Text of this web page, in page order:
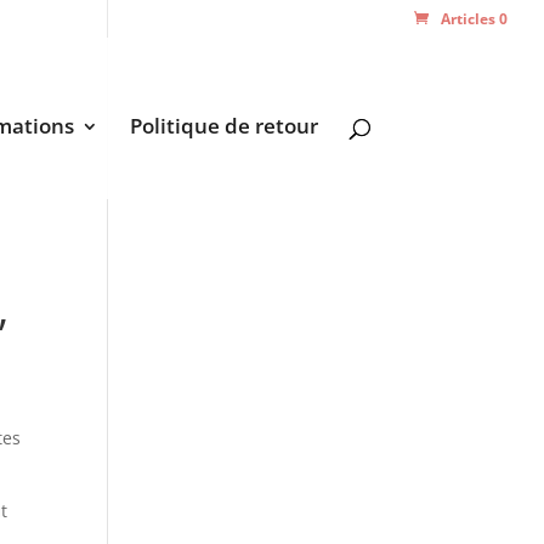
Articles 0
Politique de retour